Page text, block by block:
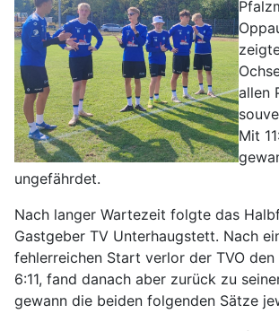
allen
Mit
ungefährdet.
Nach langer Wartezeit folgte das
Gastgeber TV Unterhaugstett. Nach
fehlerreichen Start verlor der TVO
6:11, fand danach aber zurück zu
gewann die beiden folgenden Sätze